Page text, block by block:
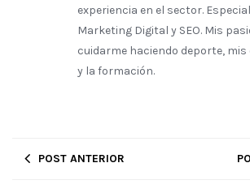
experiencia en el sector.
Marketing Digital y SEO. Mis
cuidarme haciendo deporte, mis
y la formación.
POST ANTERIOR